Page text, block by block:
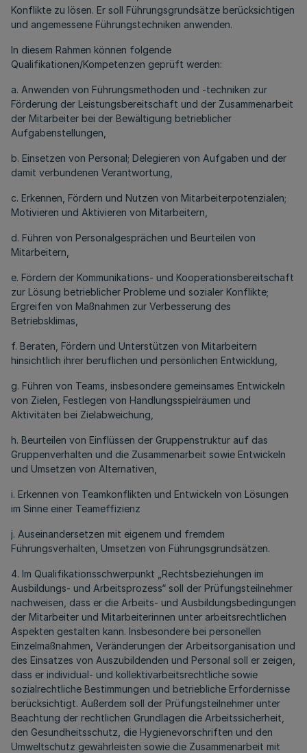
Konflikte zu lösen. Er soll Führungsgrundsätze berücksichtigen
und angemessene Führungstechniken anwenden.
In diesem Rahmen können folgende
Qualifikationen/Kompetenzen geprüft werden:
a. Anwenden von Führungsmethoden und -techniken zur
Förderung der Leistungsbereitschaft und der Zusammenarbeit
der Mitarbeiter bei der Bewältigung betrieblicher
Aufgabenstellungen,
b. Einsetzen von Personal; Delegieren von Aufgaben und der
damit verbundenen Verantwortung,
c. Erkennen, Fördern und Nutzen von Mitarbeiterpotenzialen;
Motivieren und Aktivieren von Mitarbeitern,
d. Führen von Personalgesprächen und Beurteilen von
Mitarbeitern,
e. Fördern der Kommunikations- und Kooperationsbereitschaft
zur Lösung betrieblicher Probleme und sozialer Konflikte;
Ergreifen von Maßnahmen zur Verbesserung des
Betriebsklimas,
f. Beraten, Fördern und Unterstützen von Mitarbeitern
hinsichtlich ihrer beruflichen und persönlichen Entwicklung,
g. Führen von Teams, insbesondere gemeinsames Entwickeln
von Zielen, Festlegen von Handlungsspielräumen und
Aktivitäten bei Zielabweichung,
h. Beurteilen von Einflüssen der Gruppenstruktur auf das
Gruppenverhalten und die Zusammenarbeit sowie Entwickeln
und Umsetzen von Alternativen,
i. Erkennen von Teamkonflikten und Entwickeln von Lösungen
im Sinne einer Teameffizienz
j. Auseinandersetzen mit eigenem und fremdem
Führungsverhalten, Umsetzen von Führungsgrundsätzen.
4. Im Qualifikationsschwerpunkt „Rechtsbeziehungen im
Ausbildungs- und Arbeitsprozess“ soll der Prüfungsteilnehmer
nachweisen, dass er die Arbeits- und Ausbildungsbedingungen
der Mitarbeiter und Mitarbeiterinnen unter arbeitsrechtlichen
Aspekten gestalten kann. Insbesondere bei personellen
Einzelmaßnahmen, Veränderungen der Arbeitsorganisation und
des Einsatzes von Auszubildenden und Personal soll er zeigen,
dass er individual- und kollektivarbeitsrechtliche sowie
sozialrechtliche Bestimmungen und betriebliche Erfordernisse
berücksichtigt. Außerdem soll der Prüfungsteilnehmer unter
Beachtung der rechtlichen Grundlagen die Arbeitssicherheit,
den Gesundheitsschutz, die Hygienevorschriften und den
Umweltschutz gewährleisten sowie die Zusammenarbeit mit